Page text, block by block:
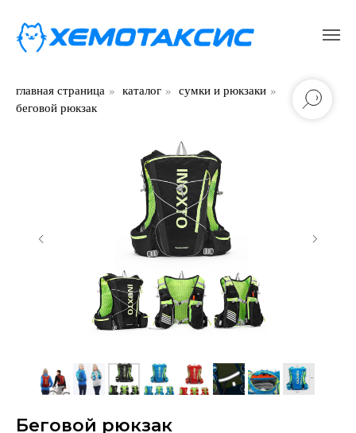
главная страница » каталог » сумки и рюкзаки »
беговой рюкзак
Беговой рюкзак